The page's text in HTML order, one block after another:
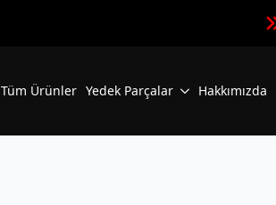
Tüm Ürünler Yedek Parçalar Hakkımızda